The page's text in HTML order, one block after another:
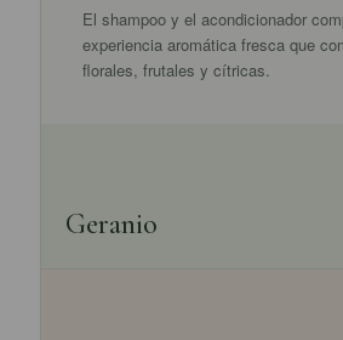
El shampoo y el acondicionador
experiencia aromática fresca que
florales, frutales y cítricas.
Geranio